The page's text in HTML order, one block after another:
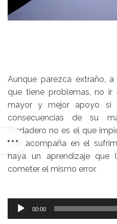
Aunque parezca extraño,
que tiene problemas, no ir
mayor y mejor apoyo si
consecuencias de su
verdadero no es el que
que acompaña en el
haya un aprendizaje
cometer el mismo error.
Reproductor
de
00:00